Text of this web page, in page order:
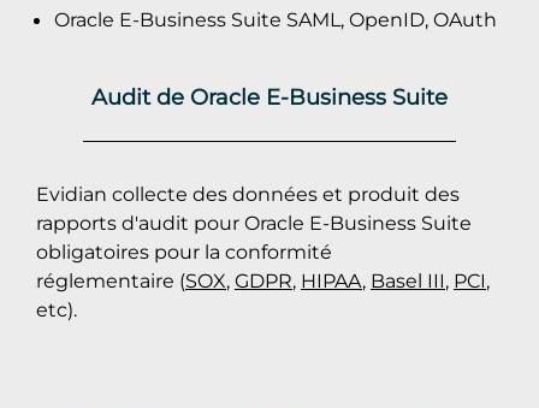
Oracle E-Business Suite SAML, OpenID, OAuth
Audit de Oracle E-Business Suite
Evidian collecte des données et produit des
rapports d'audit pour Oracle E-Business Suite
obligatoires pour la conformité
réglementaire (SOX, GDPR, HIPAA, Basel III, PCI,
etc).